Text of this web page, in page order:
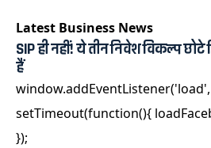
Latest Business News
SIP ही नहीं! ये तीन निवेश विकल्प छोटे
हैं
setTimeout(function(){
});